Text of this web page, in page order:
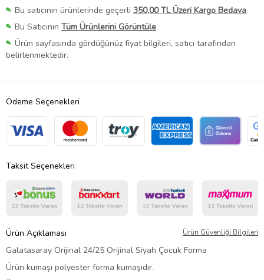
Bu satıcının ürünlerinde geçerli 350,00 TL Üzeri Kargo Bedava
Bu Satıcının Tüm Ürünlerini Görüntüle
Ürün sayfasında gördüğünüz fiyat bilgileri, satıcı tarafından
belirlenmektedir.
Ödeme Seçenekleri
Taksit Seçenekleri
Ürün Açıklaması Ürün Güvenliği Bilgileri
Galatasaray Orijinal 24/25 Orijinal Siyah Çocuk Forma
Ürün kumaşı polyester forma kumaşıdır.